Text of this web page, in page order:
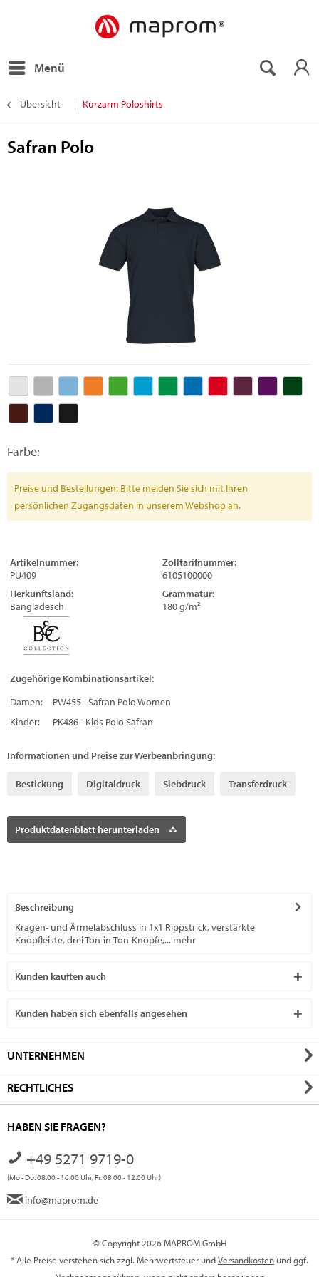
Menü
Übersicht Kurzarm Poloshirts
Safran Polo
Farbe:
Preise und Bestellungen: Bitte melden Sie sich mit Ihren
persönlichen Zugangsdaten in unserem Webshop an.
Artikelnummer:
PU409
Zolltarifnummer:
6105100000
Herkunftsland:
Bangladesch
Grammatur:
180 g/m²
Zugehörige Kombinationsartikel:
Damen:
PW455 - Safran Polo Women
Kinder:
PK486 - Kids Polo Safran
Informationen und Preise zur Werbeanbringung:
Bestickung Digitaldruck Siebdruck Transferdruck
Produktdatenblatt herunterladen
Beschreibung
Kragen- und Ärmelabschluss in 1x1 Rippstrick, verstärkte
Knopfleiste, drei Ton-in-Ton-Knöpfe,... mehr
Kunden kauften auch
Kunden haben sich ebenfalls angesehen
UNTERNEHMEN
RECHTLICHES
HABEN SIE FRAGEN?
+49 5271 9719-0
(Mo - Do. 08.00 - 16.00 Uhr, Fr. 08.00 - 12.00 Uhr)
info@maprom.de
© Copyright 2026 MAPROM GmbH
* Alle Preise verstehen sich zzgl. Mehrwertsteuer undVersandkosten und ggf.